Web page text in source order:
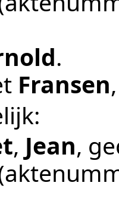
.
Fransen
, Jean,